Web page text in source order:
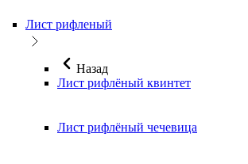
Лист рифленый
Назад
Лист рифлёный квинтет
Лист рифлёный чечевица